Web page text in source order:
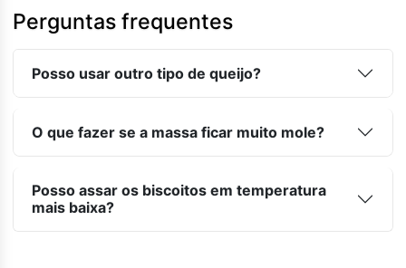
Perguntas frequentes
Posso usar outro tipo de queijo?
O que fazer se a massa ficar muito mole?
Posso assar os biscoitos em temperatura
mais baixa?